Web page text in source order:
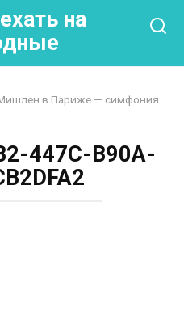
на
в Париже — симфония
447C-B90A-